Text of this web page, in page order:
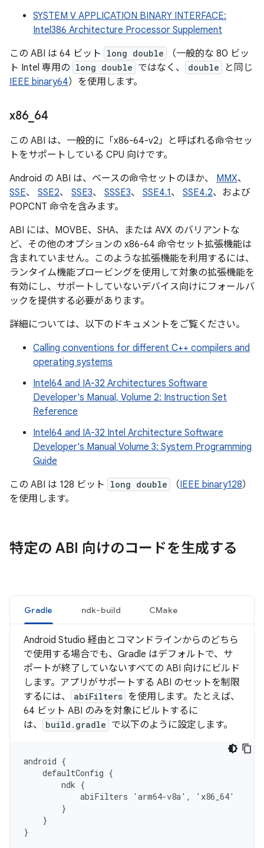
SYSTEM V APPLICATION BINARY INTERFACE:
Intel386 Architecture Processor Supplement
この ABI は 64 ビット
long double
（一般的な 80 ビッ
ト Intel 専用の long double ではなく、 double
と同じ
IEEE binary64）を使用します。
x86 64
この ABI は、一般的に「x86-64-v2」と呼ばれる命令セッ
トをサポートしている CPU 向けです。
Android の ABI は、ベースの命令セットのほか、 MMX、
SSE、 SSE2、 SSE3、 SSSE3、 SSE4.1、 SSE4.2、および
POPCNT 命令を含みます。
ABI には、MOVBE、SHA、または AVX のバリアントな
ど、その他のオプションの x86-64 命令セット拡張機能は
含まれていません。このような拡張機能を利用するには、
ランタイム機能プロービングを使用して対象の拡張機能を
有効にし、サポートしていないデバイス向けにフォールバ
ックを提供する必要があります。
詳細については、以下のドキュメントをご覧ください。
Calling conventions for different C++ compilers and
operating systems
Intel64 and IA-32 Architectures Software
Developer's Manual, Volume 2: Instruction Set
Reference
Intel64 and IA-32 Intel Architecture Software
Developer's Manual Volume 3: System Programming
Guide
この ABI は 128 ビット
long double （IEEE binary128）
を使用します。
特定の ABI 向けのコードを生成する
Gradle ndk-build CMake
Android Studio 経由とコマンドラインからのどちら
で使用する場合でも、Gradle はデフォルトで、サ
ポートが終了していないすべての ABI 向けにビルド
します。アプリがサポートする ABI のセットを制限
するには、
abiFilters を使用します。たとえば、
64 ビット ABI のみを対象にビルトするに
は、
build.gradle で以下のように設定します。
android {
    defaultConfig {
        ndk {
            abiFilters 'arm64-v8a', 'x86_64'
        }
    }